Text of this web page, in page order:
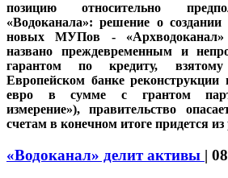
позицию относительно
«Водоканала»: решение о
новых МУПов - «Архводоканал»
названо преждевременным и
гарантом по кредиту,
Европейском банке
евро в сумме с грантом
измерение»), правительство
счетам в конечном итоге придется
«Водоканал» делит активы |